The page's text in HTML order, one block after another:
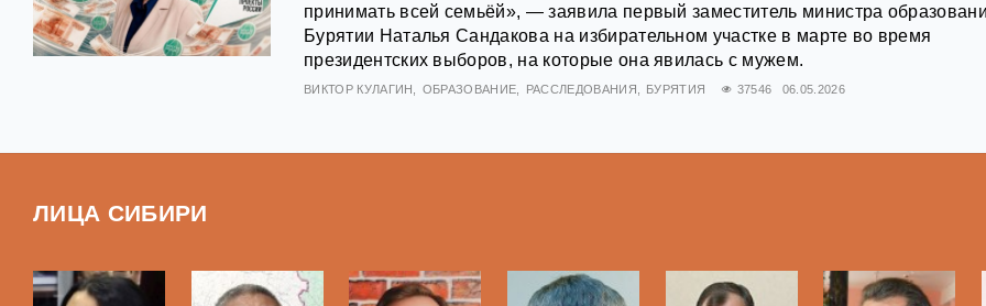
принимать всей семьёй», — заявила первый заместитель министра
Бурятии Наталья Сандакова на избирательном участке в марте во время
президентских выборов, на которые она явилась с мужем.
ВИКТОР КУЛАГИН ОБРАЗОВАНИЕ РАССЛЕДОВАНИЯ БУРЯТИЯ 37546 06.05.2026
ЛИЦА СИБИРИ